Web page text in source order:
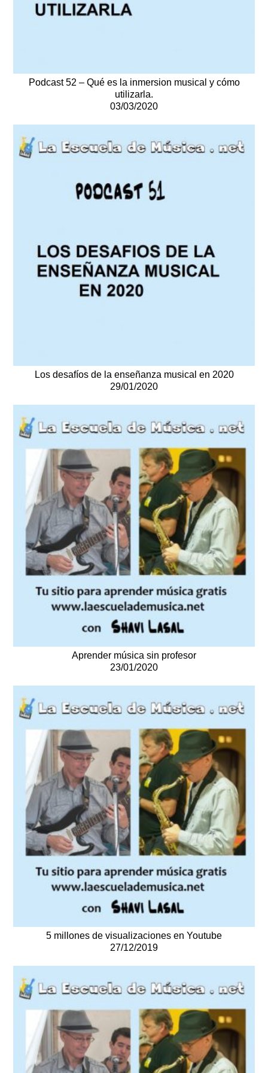
Podcast 52 – Qué es la inmersion musical y cómo
utilizarla.
03/03/2020
Los desafíos de la enseñanza musical en 2020
29/01/2020
Aprender música sin profesor
23/01/2020
5 millones de visualizaciones en Youtube
27/12/2019